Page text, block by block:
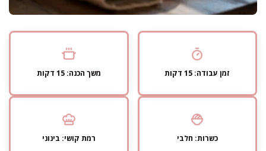
זמן עבודה: 15 דקות משך הכנה: 15 דקות
כשרות: חלבי רמת קושי: בינוני